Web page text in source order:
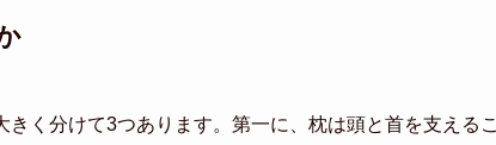
きく分けて3つあります。第一に、枕は頭と首を支える